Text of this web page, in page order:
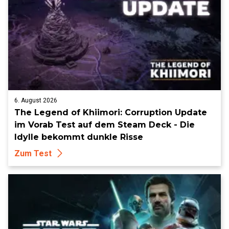
6. August 2026
The Legend of Khiimori: Corruption Update
im Vorab Test auf dem Steam Deck - Die
Idylle bekommt dunkle Risse
Zum Test